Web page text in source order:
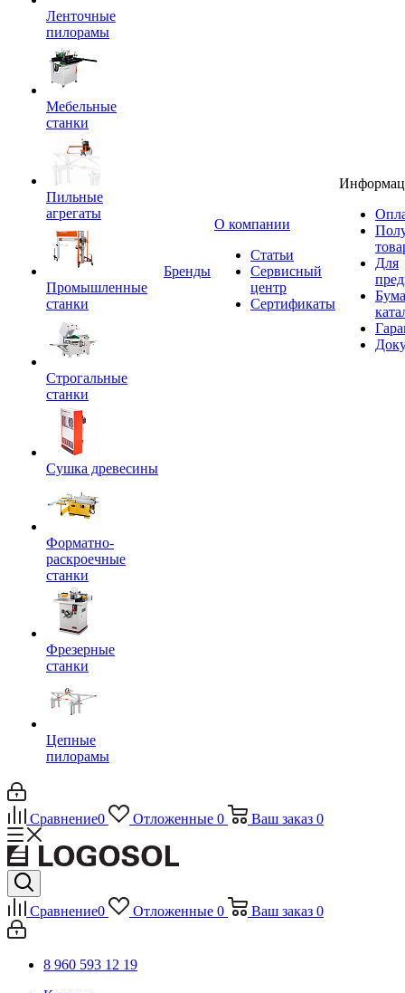
Ленточные
пилорамы
Мебельные
станки
Пильные
агрегаты
Промышленные
станки
Строгальные
станки
Сушка древесины
Форматно-
раскроечные
станки
Фрезерные
станки
Цепные
пилорамы
Бренды
O компании
Статьи
Сервисный
центр
Сертификаты
Для
Сравнение0 Отложенные 0 Ваш заказ 0
Сравнение0 Отложенные 0 Ваш заказ 0
8 960 593 12 19